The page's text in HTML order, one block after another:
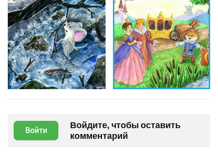
Войти
Войдите, чтобы оставить
комментарий